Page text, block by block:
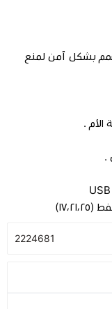
بشكل ٱمن لمنع
2224681